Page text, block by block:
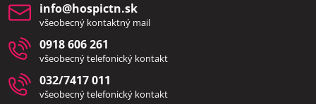
info​@hospictn​.sk
všeobecný kontaktný mail
0918 606 261
všeobecný telefonický kontakt
032/7417 011
všeobecný telefonický kontakt